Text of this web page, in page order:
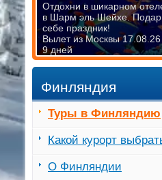
Финляндия
Туры в Финляндию
Какой курорт
О Финляндии
Отдохни в шикарном
в Шарм эль Шейхе.
себе праздник!
Вылет из Москвы
9 дней